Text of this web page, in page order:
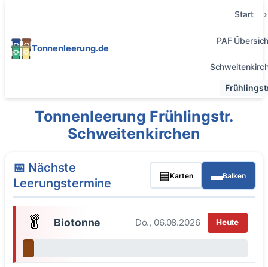
Tonnenleerung.de
Start
PAF
Tonnenleerung Frühlingstr.
Schweitenkirchen
📅 Nächste
Leerungstermine
▤Karten ▬Balken
🥬 Biotonne Do., 06.08.2026 Heute